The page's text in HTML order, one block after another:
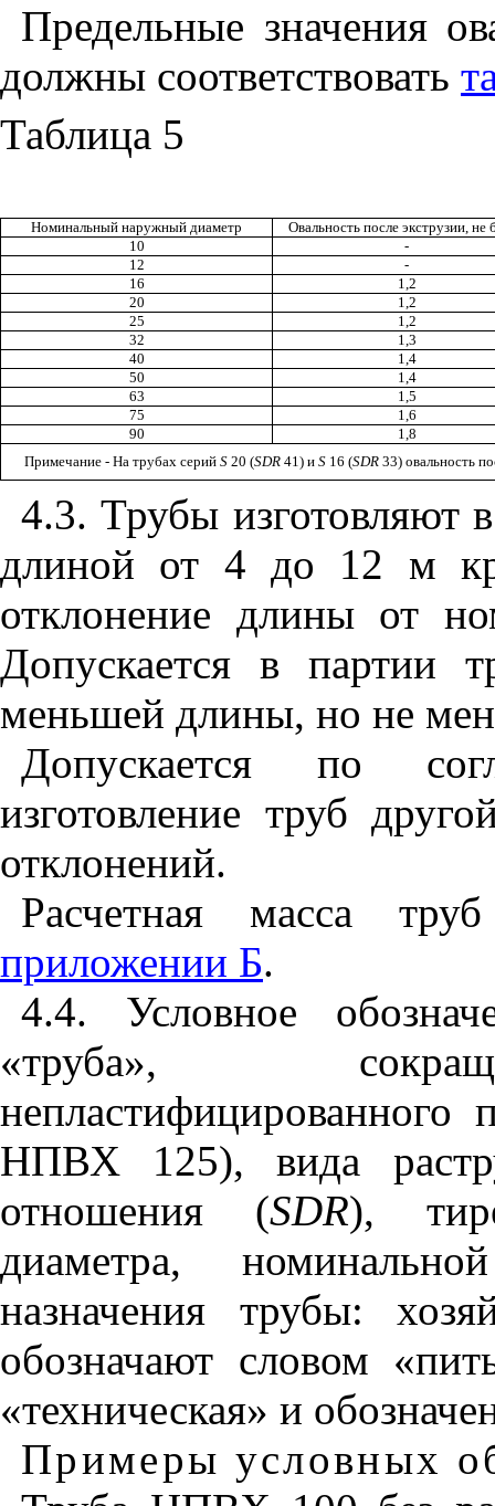
Предельные значения
должны соответствовать
Таблица 5
Номинальный наружный диаметр
Овальность после экструзии, не
10
-
12
-
16
1,2
20
1,2
25
1,2
32
1,3
40
1,4
50
1,4
63
1,5
75
1,6
90
1,8
Примечание - На трубах серий S20 (SDR41) и S16 (SDR33) овальность
4.3. Трубы изготовляют
длиной от 4 до 12 м
отклонение длины от
Допускается в партии
меньшей длины, но не
Допускается по
изготовление труб
отклонений.
Расчетная масса
приложении Б.
4.4. Условное
«труба»,
НПВХ 125), вида
отношения (SDR),
диаметра,
назначения трубы:
обозначают словом
«техническая» и
Примеры условных